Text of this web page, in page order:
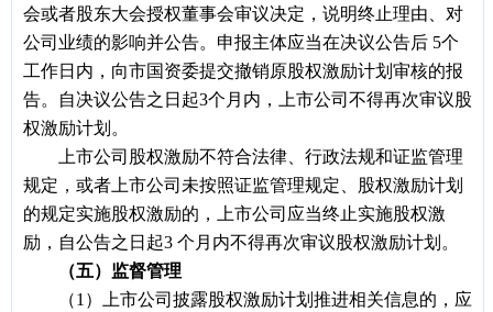
会或者股东大会授权董事会审议决定，说明终止理由、对
公司业绩的影响并公告。申报主体应当在决议公告后 5个
工作日内，向市国资委提交撤销原股权激励计划审核的报
告。自决议公告之日起3个月内，上市公司不得再次审议股
权激励计划。
上市公司股权激励不符合法律、行政法规和证监管理
规定，或者上市公司未按照证监管理规定、股权激励计划
的规定实施股权激励的，上市公司应当终止实施股权激
励，自公告之日起3 个月内不得再次审议股权激励计划。
（五）监督管理
（1）上市公司披露股权激励计划推进相关信息的，应